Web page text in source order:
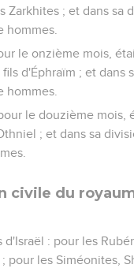
Zarkhites ; et dans sa
hommes.
le onzième mois,
d'Éphraïm ; et dans
hommes.
le douzième mois,
; et dans sa
civile du
d'Israël : pour les
pour les Siméonites,